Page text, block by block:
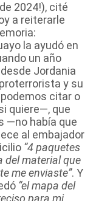
2024!), cité
a reiterarle
la ayudó en
un año
Jordania
y su
citar o
quiere—, que
—no había que
al embajador
“4 paquetes
del material que
me enviaste”. Y
“el mapa del
para mi